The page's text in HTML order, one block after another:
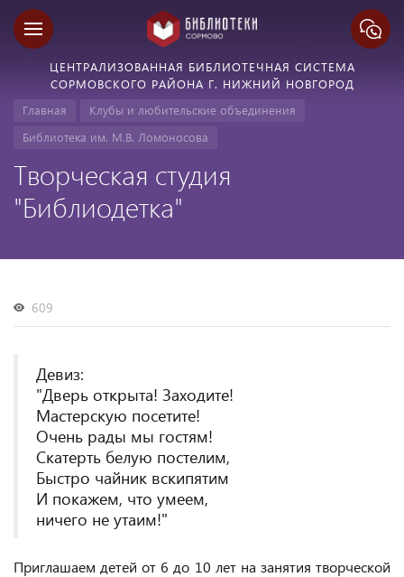
ЦЕНТРАЛИЗОВАННАЯ БИБЛИОТЕЧНАЯ СИСТЕМА
СОРМОВСКОГО РАЙОНА Г. НИЖНИЙ НОВГОРОД
Главная
Клубы и любительские объединения
Библиотека им. М.В. Ломоносова
Творческая студия
"Библиодетка"
609
Девиз:
"Дверь открыта! Заходите!
Мастерскую посетите!
Очень рады мы гостям!
Скатерть белую постелим,
Быстро чайник вскипятим
И покажем, что умеем,
ничего не утаим!"
Приглашаем детей от 6 до 10 лет на занятия творческой